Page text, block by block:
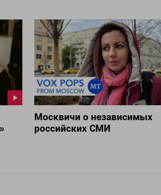
Москвичи о независимых
российских СМИ